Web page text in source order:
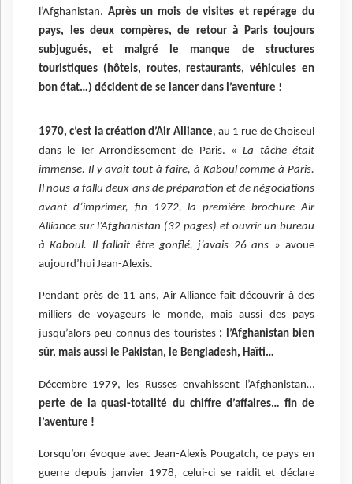
l’Afghanistan. Après un mois de visites et repérage du
pays, les deux compères, de retour à Paris toujours
subjugués, et malgré le manque de structures
touristiques (hôtels, routes, restaurants, véhicules en
bon état…) décident de se lancer dans l’aventure !
1970, c’est la création d’Air Alliance, au 1 rue de Choiseul
dans le Ier Arrondissement de Paris. «La tâche était
immense. Il y avait tout à faire, à Kaboul comme à Paris.
Il nous a fallu deux ans de préparation et de négociations
avant d’imprimer, fin 1972, la première brochure Air
Alliance sur l’Afghanistan (32 pages) et ouvrir un bureau
à Kaboul. Il fallait être gonflé, j’avais 26 ans » avoue
aujourd’hui Jean-Alexis.
Pendant près de 11 ans, Air Alliance fait découvrir à des
milliers de voyageurs le monde, mais aussi des pays
jusqu’alors peu connus des touristes : l’Afghanistan bien
sûr, mais aussi le Pakistan, le Bengladesh, Haïti…
Décembre 1979, les Russes envahissent l’Afghanistan…
perte de la quasi-totalité du chiffre d’affaires… fin de
l’aventure !
Lorsqu’on évoque avec Jean-Alexis Pougatch, ce pays en
guerre depuis janvier 1978, celui-ci se raidit et déclare